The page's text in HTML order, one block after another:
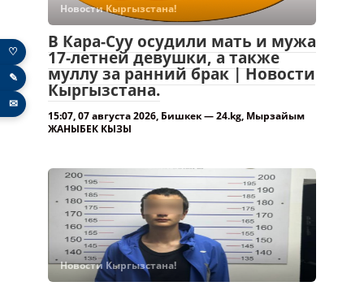
Новости Кыргызстана!
В Кара-Суу осудили мать и мужа
17-летней девушки, а также
муллу за ранний брак | Новости
Кыргызстана.
15:07, 07 августа 2026, Бишкек — 24.kg, Мырзайым
ЖАНЫБЕК КЫЗЫ
Новости Кыргызстана!
♡
✎
✉